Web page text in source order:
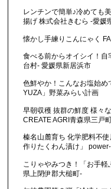
レンチンで簡単♪冷めても
揚げ 株式会社きむら -愛媛
懐かし手練りこんにゃく
食べる前からオイシイ！
台村- 愛媛県新居浜市
色鮮やか！こんなお塩始め
YUZA」野菜みらい計画
早朝収穫 抜群の鮮度 様々
CREATE AGRI青森県三戸
榛名山麓育ち 化学肥料不
作りたくわん漬け」
こりゃやみつき！「お手
県上閉伊郡大槌町-